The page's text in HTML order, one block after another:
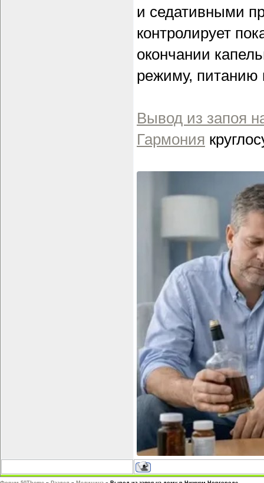
и седативными
контролирует
окончании
режиму,
Вывод из запоя
Гармония